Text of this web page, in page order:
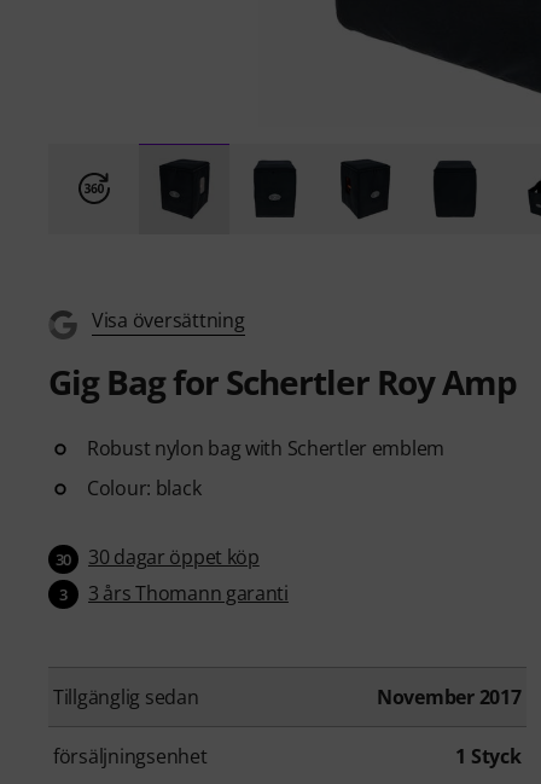
Visa översättning
Gig Bag for Schertler Roy Amp
Robust nylon bag with Schertler emblem
Colour: black
30 30 dagar öppet köp
3 3 års Thomann garanti
Tillgänglig sedan November 2017
försäljningsenhet 1 Styck